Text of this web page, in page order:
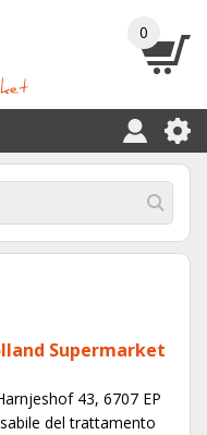
0
Supermarket
43, 6707 EP
del trattamento